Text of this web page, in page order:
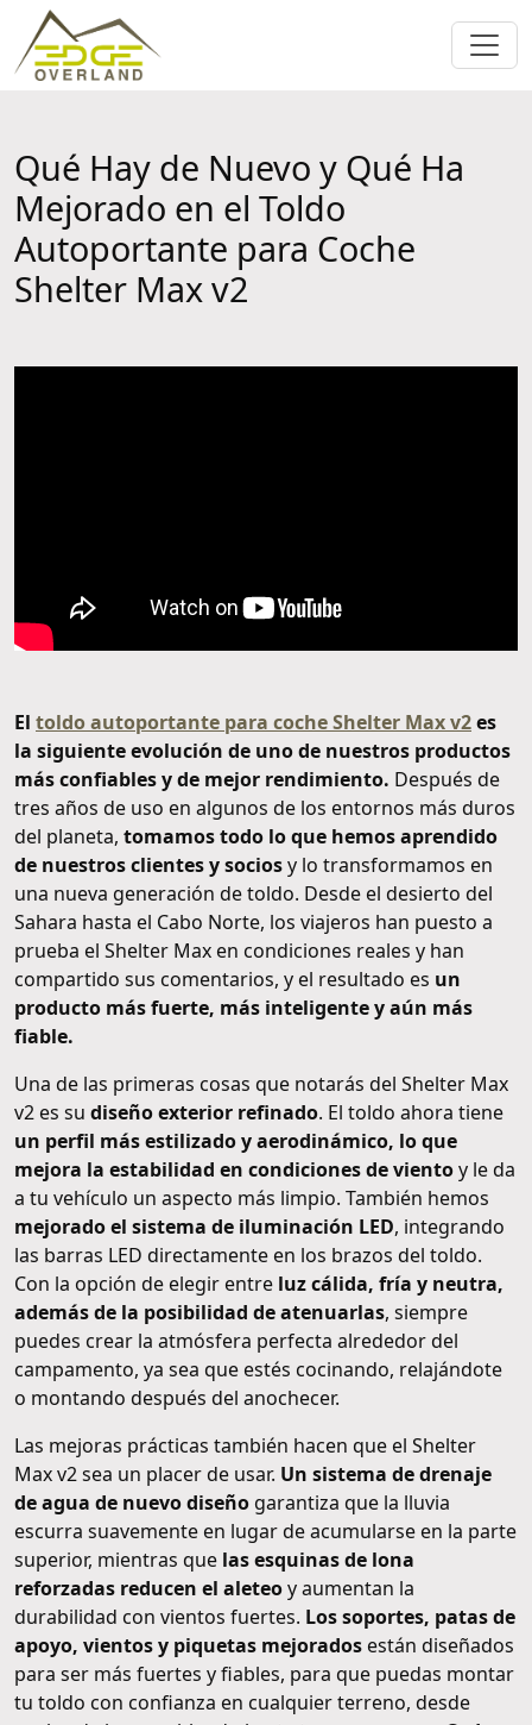
Qué Hay de Nuevo y Qué Ha
Mejorado en el Toldo
Autoportante para Coche
Shelter Max v2
El toldo autoportante para coche Shelter Max v2es
la siguiente evolución de uno de nuestros productos
más confiables y de mejor rendimiento. Después de
tres años de uso en algunos de los entornos más duros
del planeta, tomamos todo lo que hemos aprendido
de nuestros clientes y sociosy lo transformamos en
una nueva generación de toldo. Desde el desierto del
Sahara hasta el Cabo Norte, los viajeros han puesto a
prueba el Shelter Max en condiciones reales y han
compartido sus comentarios, y el resultado es un
producto más fuerte, más inteligente y aún más
fiable.
Una de las primeras cosas que notarás del Shelter Max
v2 es su diseño exterior refinado. El toldo ahora tiene
un perfil más estilizado y aerodinámico, lo que
mejora la estabilidad en condiciones de vientoy le da
a tu vehículo un aspecto más limpio. También hemos
mejorado el sistema de iluminación LED, integrando
las barras LED directamente en los brazos del toldo.
Con la opción de elegir entre luz cálida, fría y neutra,
además de la posibilidad de atenuarlas, siempre
puedes crear la atmósfera perfecta alrededor del
campamento, ya sea que estés cocinando, relajándote
o montando después del anochecer.
Las mejoras prácticas también hacen que el Shelter
Max v2 sea un placer de usar. Un sistema de drenaje
de agua de nuevo diseño garantiza que la lluvia
escurra suavemente en lugar de acumularse en la parte
superior, mientras que las esquinas de lona
reforzadas reducen el aleteoy aumentan la
durabilidad con vientos fuertes. Los soportes, patas de
apoyo, vientos y piquetas mejoradosestán diseñados
para ser más fuertes y fiables, para que puedas montar
tu toldo con confianza en cualquier terreno, desde